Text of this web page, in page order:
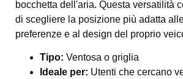
bocchetta dell'aria. Questa versatilità
di scegliere la posizione più adatta
preferenze e al design del proprio
Tipo: Ventosa o griglia
Ideale per: Utenti che cercano